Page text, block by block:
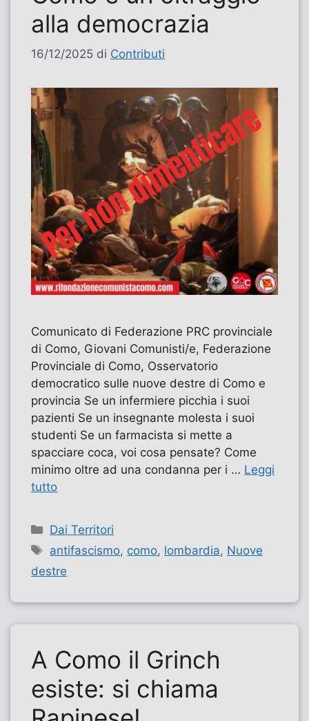
alla democrazia
16/12/2025 di Contributi
Comunicato di Federazione PRC provinciale
di Como, Giovani Comunisti/e, Federazione
Provinciale di Como, Osservatorio
democratico sulle nuove destre di Como e
provincia Se un infermiere picchia i suoi
pazienti Se un insegnante molesta i suoi
studenti Se un farmacista si mette a
spacciare coca, voi cosa pensate? Come
minimo oltre ad una condanna per i … Leggi
tutto
Categorie
Dai Territori
Tag
antifascismo, como, lombardia, Nuove
destre
A Como il Grinch
esiste: si chiama